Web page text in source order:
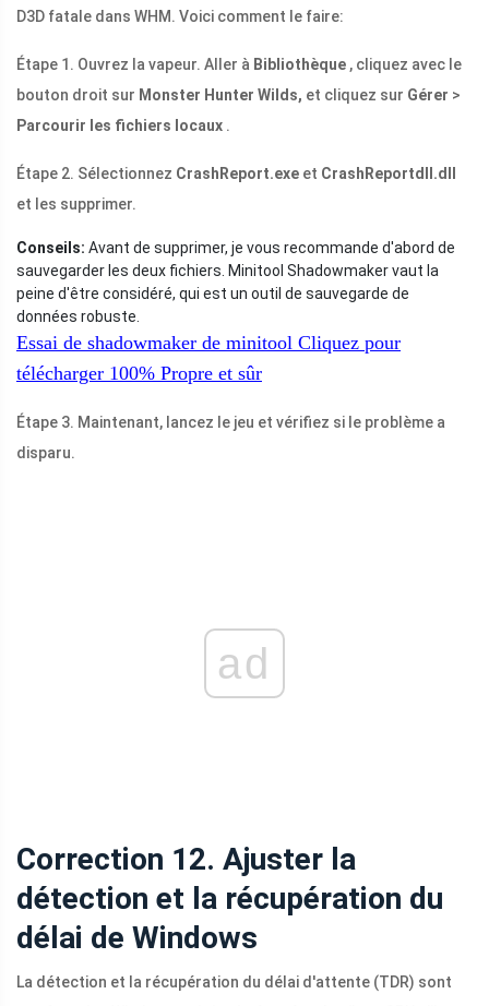
D3D fatale dans WHM. Voici comment le faire:
Étape 1. Ouvrez la vapeur. Aller à Bibliothèque , cliquez avec le
bouton droit sur Monster Hunter Wilds, et cliquez sur Gérer >
Parcourir les fichiers locaux .
Étape 2. Sélectionnez CrashReport.exe et CrashReportdll.dll
et les supprimer.
Conseils: Avant de supprimer, je vous recommande d'abord de
sauvegarder les deux fichiers. Minitool Shadowmaker vaut la
peine d'être considéré, qui est un outil de sauvegarde de
données robuste.
Essai de shadowmaker de minitool Cliquez pour
télécharger 100% Propre et sûr
Étape 3. Maintenant, lancez le jeu et vérifiez si le problème a
disparu.
ad
Correction 12. Ajuster la
détection et la récupération du
délai de Windows
La détection et la récupération du délai d'attente (TDR) sont